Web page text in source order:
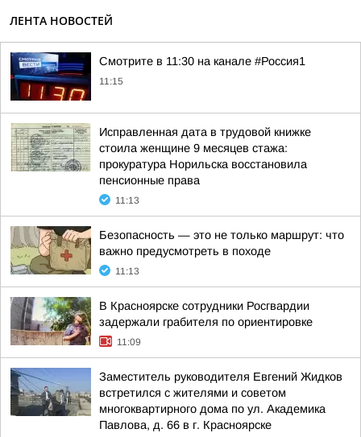
ЛЕНТА НОВОСТЕЙ
Смотрите в 11:30 на канале #Россия1
11:15
Исправленная дата в трудовой книжке
стоила женщине 9 месяцев стажа:
прокуратура Норильска восстановила
пенсионные права
11:13
Безопасность — это не только маршрут: что
важно предусмотреть в походе
11:13
В Красноярске сотрудники Росгвардии
задержали грабителя по ориентировке
11:09
Заместитель руководителя Евгений Жидков
встретился с жителями и советом
многоквартирного дома по ул. Академика
Павлова, д. 66 в г. Красноярске